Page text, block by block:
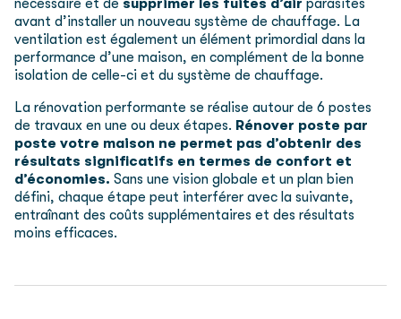
nécessaire et de supprimer les fuites d’air parasites
avant d’installer un nouveau système de chauffage. La
ventilation est également un élément primordial dans la
performance d’une maison, en complément de la bonne
isolation de celle-ci et du système de chauffage.
La rénovation performante se réalise autour de 6 postes
de travaux en une ou deux étapes. Rénover poste par
poste votre maison ne permet pas d’obtenir des
résultats significatifs en termes de confort et
d’économies. Sans une vision globale et un plan bien
défini, chaque étape peut interférer avec la suivante,
entraînant des coûts supplémentaires et des résultats
moins efficaces.